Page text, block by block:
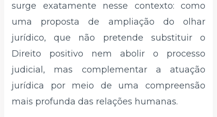
surge exatamente nesse contexto: como
uma proposta de ampliação do olhar
jurídico, que não pretende substituir o
Direito positivo nem abolir o processo
judicial, mas complementar a atuação
jurídica por meio de uma compreensão
mais profunda das relações humanas.